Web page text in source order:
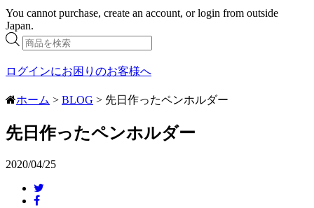
You cannot purchase, create an account, or login from outside
Japan.
商
品
検
ログインにお困りのお客様へ
ホーム > BLOG > 先日作ったペンホルダー
先日作ったペンホルダー
2020/04/25